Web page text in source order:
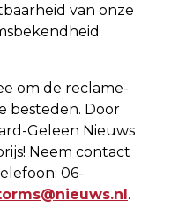
van onze
om de reclame-
besteden. Door
Geleen Nieuws
Neem contact
06-
.